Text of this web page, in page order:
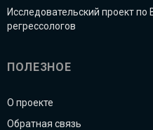
Исследовательский проект
регрессологов
ПОЛЕЗНОЕ
О проекте
Обратная связь